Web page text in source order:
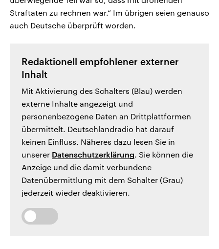
Straftaten zu rechnen war.“ Im übrigen seien genauso
auch Deutsche überprüft worden.
Redaktionell empfohlener externer
Inhalt
Mit Aktivierung des Schalters (Blau) werden
externe Inhalte angezeigt und
personenbezogene Daten an Drittplattformen
übermittelt. Deutschlandradio hat darauf
keinen Einfluss. Näheres dazu lesen Sie in
unserer Datenschutzerklärung. Sie können die
Anzeige und die damit verbundene
Datenübermittlung mit dem Schalter (Grau)
jederzeit wieder deaktivieren.